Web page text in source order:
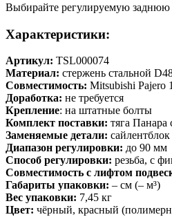
Выбирайте регулируемую заднюю
Характеристики:
Артикул: TSL000074
Материал: стержень стальной
Совместимость: Mitsubishi Pajero
Доработка: не требуется
Крепление: на штатные болты
Комплект поставки: тяга Панара
Заменяемые детали:
Диапазон регулировки: до 90 мм
Способ регулировки: резьба, с
Совместимость с лифтом
Габариты упаковки: – см (– м³)
Вес упаковки: 7,45 кг
Цвет: чёрный, красный